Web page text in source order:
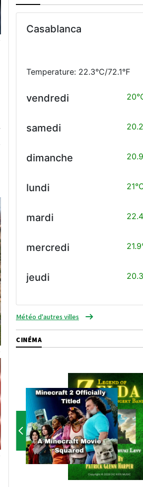
Casablanca
Temperature: 22.3°C/72.1°F
vendredi
samedi
dimanche
lundi
mardi
mercredi
jeudi
Météo d'autres villes
CINÉMA